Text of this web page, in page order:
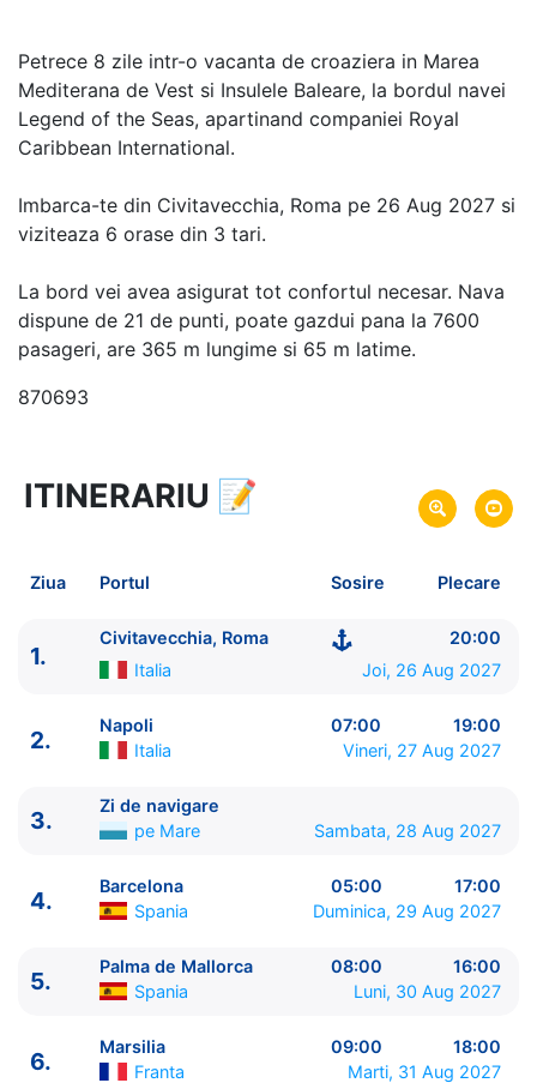
Petrece 8 zile intr-o vacanta de croaziera in Marea
Mediterana de Vest si Insulele Baleare, la bordul navei
Legend of the Seas, apartinand companiei Royal
Caribbean International.
Imbarca-te din Civitavecchia, Roma pe 26 Aug 2027 si
viziteaza 6 orase din 3 tari.
La bord vei avea asigurat tot confortul necesar. Nava
dispune de 21 de punti, poate gazdui pana la 7600
pasageri, are 365 m lungime si 65 m latime.
870693
8 zile vacanta de croaziera in
Marea Mediterana de Vest si Insulele Baleare -
link
Sosire pe 02 Sep 2027 in Civitavecchia, Roma, Italia
Royal Caribbean International
Legend of the Seas
ITINERARIU
Ziua | Portul | Sosire - Plecare
ITINERARIU 📝
Ziua Portul Sosire Plecare
1.
Civitavecchia, Roma
20:00
Italia
Joi, 26 Aug 2027
2.
Napoli 07:00
19:00
Italia
Vineri, 27 Aug 2027
3.
Zi de navigare
pe Mare
Sambata, 28 Aug 2027
4.
Barcelona 05:00
17:00
Spania
Duminica, 29 Aug 2027
5.
Palma de Mallorca 08:00
16:00
Spania
Luni, 30 Aug 2027
6.
Marsilia 09:00
18:00
Franta
Marti, 31 Aug 2027